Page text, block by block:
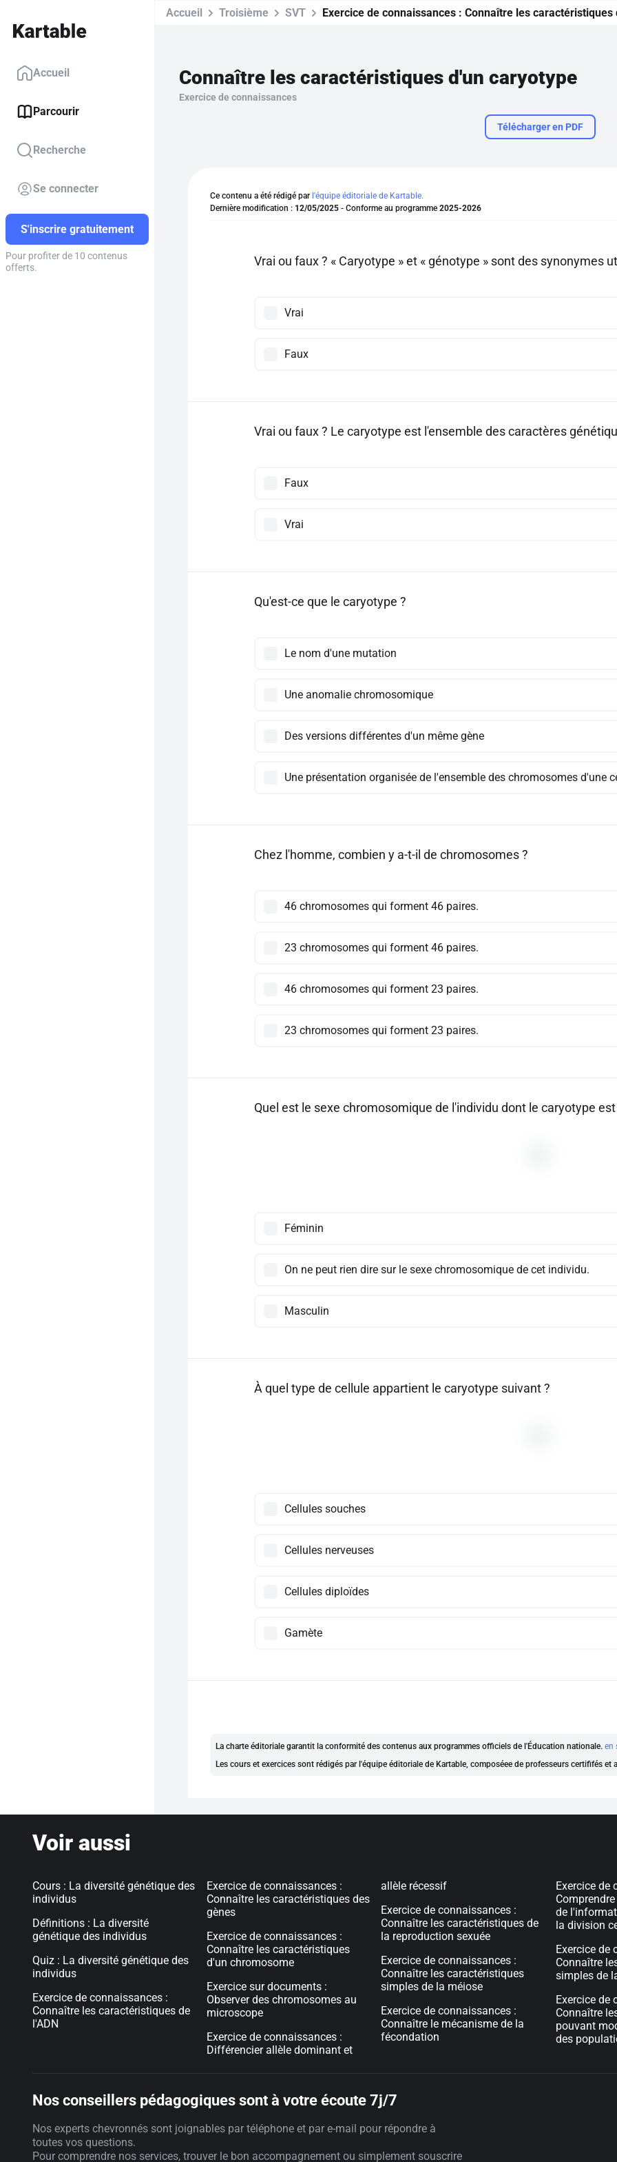
Accueil
Parcourir
Recherche
Se connecter
S'inscrire gratuitement
Pour profiter de 10 contenus
offerts.
Accueil Troisième SVT Exercice de connaissances : Connaître les caractéristiques
Connaître les caractéristiques d'un caryotype
Exercice de connaissances
Télécharger en PDF
Ce contenu a été rédigé par l'équipe éditoriale de Kartable.
Dernière modification : 12/05/2025 - Conforme au programme 2025-2026
Vrai ou faux ? « Caryotype » et « génotype » sont des synonymes
Vrai
Faux
Vrai ou faux ? Le caryotype est l'ensemble des caractères
Faux
Vrai
Qu'est-ce que le caryotype ?
Le nom d'une mutation
Une anomalie chromosomique
Des versions différentes d'un même gène
Une présentation organisée de l'ensemble des chromosomes d'une
Chez l'homme, combien y a-t-il de chromosomes ?
46 chromosomes qui forment 46 paires.
23 chromosomes qui forment 46 paires.
46 chromosomes qui forment 23 paires.
23 chromosomes qui forment 23 paires.
Quel est le sexe chromosomique de l'individu dont le caryotype
Féminin
On ne peut rien dire sur le sexe chromosomique de cet individu.
Masculin
À quel type de cellule appartient le caryotype suivant ?
Cellules souches
Cellules nerveuses
Cellules diploïdes
Gamète
La charte éditoriale garantit la conformité des contenus aux programmes officiels de l'Éducation nationale. en
Les cours et exercices sont rédigés par l'équipe éditoriale de Kartable, composéee de professeurs certififés et
Voir aussi
Cours : La diversité génétique des
individus
Définitions : La diversité
génétique des individus
Quiz : La diversité génétique des
individus
Exercice de connaissances :
Connaître les caractéristiques de
l'ADN
Exercice de connaissances :
Connaître les caractéristiques des
gènes
Exercice de connaissances :
Connaître les caractéristiques
d'un chromosome
Exercice sur documents :
Observer des chromosomes au
microscope
Exercice de connaissances :
Différencier allèle dominant et
allèle récessif
Exercice de connaissances :
Connaître les caractéristiques de
la reproduction sexuée
Exercice de connaissances :
Connaître les caractéristiques
simples de la méiose
Exercice de connaissances :
Connaître le mécanisme de la
fécondation
Exercice de
de
la division
Exercice de
Connaître
simples de
Exercice de
Connaître
pouvant
des
Nos conseillers pédagogiques sont à votre écoute 7j/7
Nos experts chevronnés sont joignables par téléphone et par e-mail pour répondre à
toutes vos questions.
Pour comprendre nos services, trouver le bon accompagnement ou simplement souscrire